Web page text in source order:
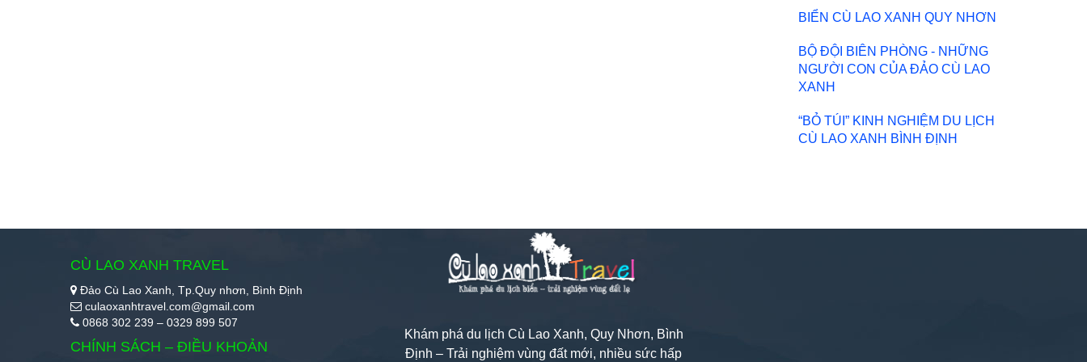
BIỂN CÙ LAO XANH QUY NHƠN
BỘ ĐỘI BIÊN PHÒNG - NHỮNG
NGƯỜI CON CỦA ĐẢO CÙ LAO
XANH
“BỎ TÚI” KINH NGHIỆM DU LỊCH
CÙ LAO XANH BÌNH ĐỊNH
CÙ LAO XANH TRAVEL
Đảo Cù Lao Xanh, Tp.Quy nhơn, Bình Định
culaoxanhtravel.com@gmail.com
0868 302 239 – 0329 899 507
CHÍNH SÁCH – ĐIỀU KHOẢN
Khám phá du lịch Cù Lao Xanh, Quy Nhơn, Bình
Định – Trải nghiệm vùng đất mới, nhiều sức hấp